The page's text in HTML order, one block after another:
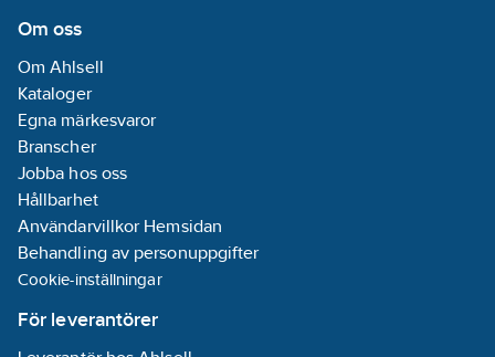
Om oss
Om Ahlsell
Kataloger
Egna märkesvaror
Branscher
Jobba hos oss
Hållbarhet
Användarvillkor Hemsidan
Behandling av personuppgifter
Cookie-inställningar
För leverantörer